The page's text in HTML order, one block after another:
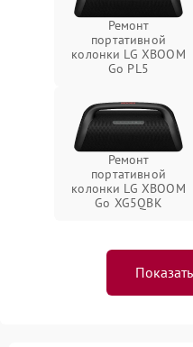
Ремонт
портативной
колонки LG XBOOM
Go PL5
Ремонт
портативной
колонки LG XBOOM
Go XG5QBK